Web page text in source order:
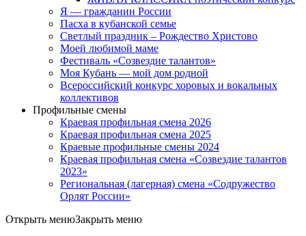
Я — гражданин России
Пасха в кубанской семье
Светлый праздник – Рождество Христово
Моей любимой маме
Фестиваль «Созвездие талантов»
Моя Кубань — мой дом родной
Всероссийский конкурс хоровых и вокальных
коллективов
Профильные смены
Краевая профильная смена 2026
Краевая профильная смена 2025
Краевые профильные смены 2024
Краевая профильная смена «Созвездие талантов
2023»
Региональная (лагерная) смена «Содружество
Орлят России»
Открыть менюЗакрыть меню